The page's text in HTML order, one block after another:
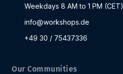
Weekdays 8 AM to 1 PM (CET)
info@workshops.de
+49 30 / 75437336
Our Communities